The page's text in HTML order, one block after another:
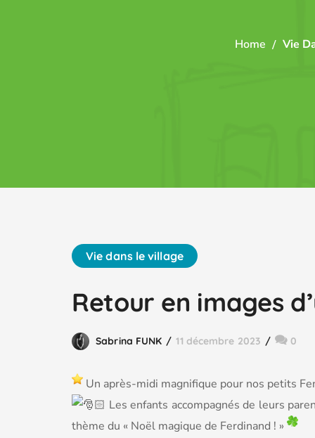
Home Vie
Vie dans le village
Retour en images
Sabrina FUNK 11 décembre 2023 0
Un après-midi magnifique pour nos petits
Les enfants accompagnés de leurs
thème du « Noël magique de Ferdinand ! »